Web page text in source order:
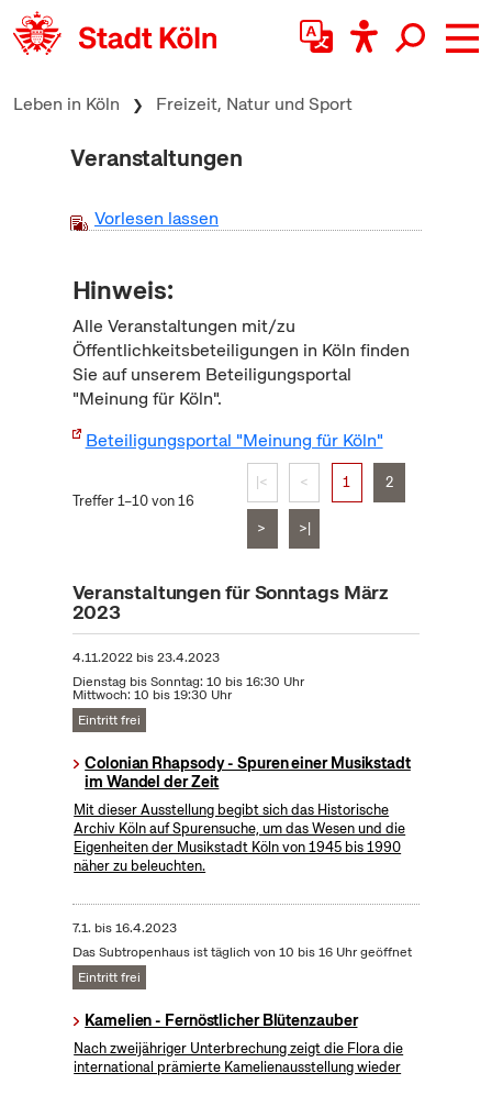
zum Inhalt springen
Leben in Köln Freizeit, Natur und Sport
Veranstaltungen
Vorlesen lassen
Hinweis:
Alle Veranstaltungen mit/zu
Öffentlichkeitsbeteiligungen in Köln finden
Sie auf unserem Beteiligungsportal
"Meinung für Köln".
Beteiligungsportal "Meinung für Köln"
Treffer 1–10 von 16
|< < 1 2
> >|
Veranstaltungen für Sonntags März
2023
4.11.2022bis23.4.2023
Dienstag bis Sonntag: 10 bis 16:30 Uhr
Mittwoch: 10 bis 19:30 Uhr
Eintritt frei
Colonian Rhapsody - Spuren einer Musikstadt
im Wandel der Zeit
Mit dieser Ausstellung begibt sich das Historische
Archiv Köln auf Spurensuche, um das Wesen und die
Eigenheiten der Musikstadt Köln von 1945 bis 1990
näher zu beleuchten.
7.1. bis16.4.2023
Das Subtropenhaus ist täglich von 10 bis 16 Uhr geöffnet
Eintritt frei
Kamelien - Fernöstlicher Blütenzauber
Nach zweijähriger Unterbrechung zeigt die Flora die
international prämierte Kamelienausstellung wieder